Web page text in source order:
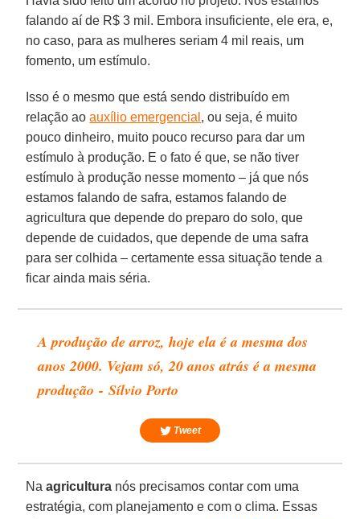
falando aí de R$ 3 mil. Embora insuficiente, ele era, e,
no caso, para as mulheres seriam 4 mil reais, um
fomento, um estímulo.
Isso é o mesmo que está sendo distribuído em
relação aoauxílio emergencial , ou seja, é muito
pouco dinheiro, muito pouco recurso para dar um
estímulo à produção. E o fato é que, se não tiver
estímulo à produção nesse momento – já que nós
estamos falando de safra, estamos falando de
agricultura que depende do preparo do solo, que
depende de cuidados, que depende de uma safra
para ser colhida – certamente essa situação tende a
ficar ainda mais séria.
A produção de arroz, hoje ela é a mesma dos
anos 2000. Vejam só, 20 anos atrás é a mesma
produção - Sílvio Porto
Tweet
Naagricultura nós precisamos contar com uma
estratégia, com planejamento e com o clima. Essas